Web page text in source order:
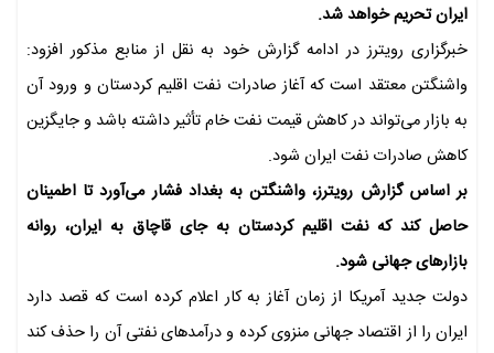
ایران تحریم خواهد شد.
خبرگزاری رویترز در ادامه گزارش خود به نقل از منابع مذکور افزود:
واشنگتن معتقد است که آغاز صادرات نفت اقلیم کردستان و ورود آن
به بازار می‌تواند در کاهش قیمت نفت خام تأثیر داشته باشد و جایگزین
کاهش صادرات نفت ایران شود.
بر اساس گزارش رویترز، واشنگتن به بغداد فشار می‌آورد تا اطمینان
حاصل کند که نفت اقلیم کردستان به جای قاچاق به ایران، روانه
بازارهای جهانی شود.
دولت جدید آمریکا از زمان آغاز به کار اعلام کرده است که قصد دارد
ایران را از اقتصاد جهانی منزوی کرده و درآمدهای نفتی آن را حذف کند